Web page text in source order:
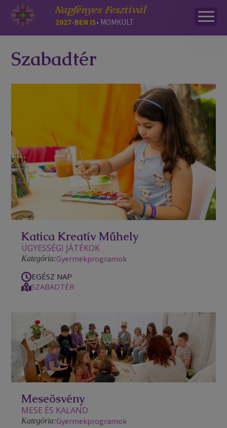
Napfényes Fesztivál
2027-BEN IS• MOMKULT
Szabadtér
Katica Kreatív Műhely
ÜGYESSÉGI JÁTÉKOK
Kategória:Gyermekprogramok
EGÉSZ NAP
SZABADTÉR
Meseösvény
MESE ÉS KALAND
Kategória:Gyermekprogramok